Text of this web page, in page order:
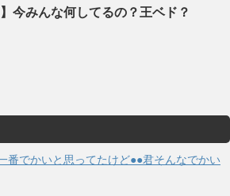
】今みんな何してるの？王ベド？
番でかいと思ってたけど●●君そんなでかい